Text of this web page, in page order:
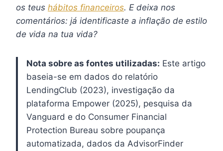
os teus hábitos financeiros. E deixa nos
comentários: já identificaste a inflação de estilo
de vida na tua vida?
Nota sobre as fontes utilizadas: Este artigo
baseia-se em dados do relatório
LendingClub (2023), investigação da
plataforma Empower (2025), pesquisa da
Vanguard e do Consumer Financial
Protection Bureau sobre poupança
automatizada, dados da AdvisorFinder